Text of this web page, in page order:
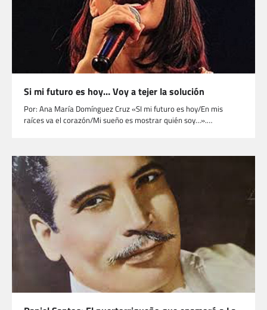
Si mi futuro es hoy… Voy a tejer la solución
Por: Ana María Domínguez Cruz «SI mi futuro es hoy/En mis
raíces va el corazón/Mi sueño es mostrar quién soy…».…